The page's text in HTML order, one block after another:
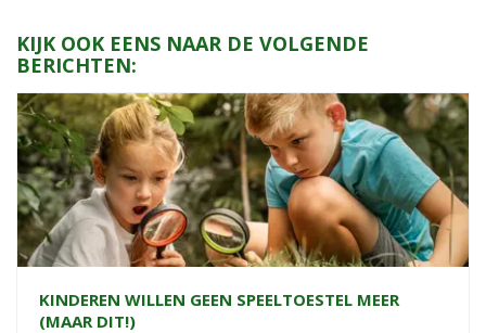
KIJK OOK EENS NAAR DE VOLGENDE
BERICHTEN:
KINDEREN WILLEN GEEN SPEELTOESTEL MEER
(MAAR DIT!)